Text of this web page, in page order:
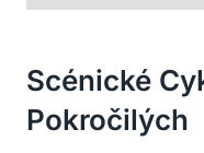
Scénické
Pokročilých